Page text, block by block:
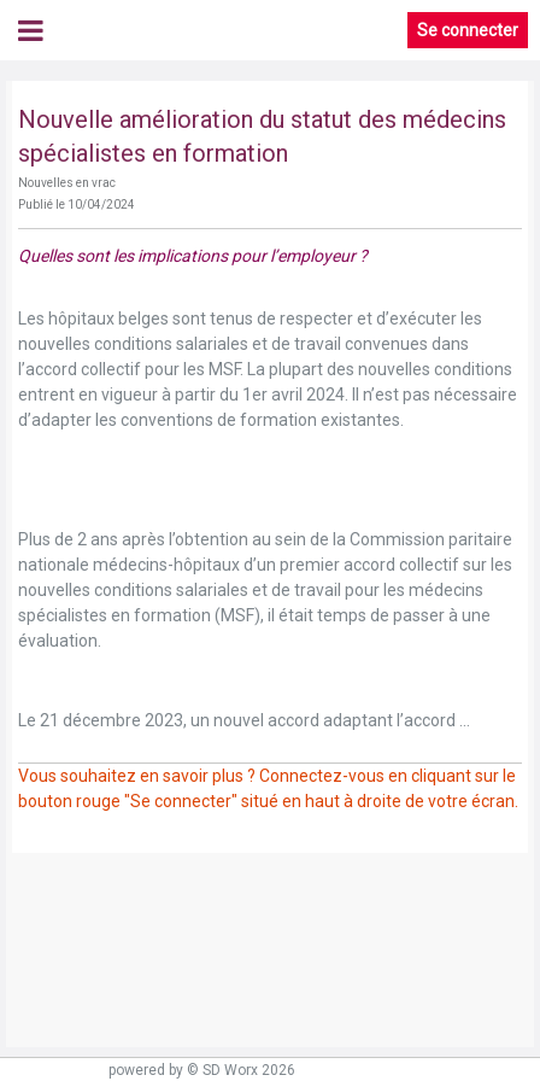
Se connecter
Nouvelle amélioration du statut des médecins
spécialistes en formation
Nouvelles en vrac
Publié le 10/04/2024
Quelles sont les implications pour l’employeur ?
Les hôpitaux belges sont tenus de respecter et d’exécuter les
nouvelles conditions salariales et de travail convenues dans
l’accord collectif pour les MSF. La plupart des nouvelles conditions
entrent en vigueur à partir du 1er avril 2024. Il n’est pas nécessaire
d’adapter les conventions de formation existantes.
Plus de 2 ans après l’obtention au sein de la Commission paritaire
nationale médecins-hôpitaux d’un premier accord collectif sur les
nouvelles conditions salariales et de travail pour les médecins
spécialistes en formation (MSF), il était temps de passer à une
évaluation.
Le 21 décembre 2023, un nouvel accord adaptant l’accord ...
Vous souhaitez en savoir plus ? Connectez-vous en cliquant sur le
bouton rouge "Se connecter" situé en haut à droite de votre écran.
powered by © SD Worx 2026